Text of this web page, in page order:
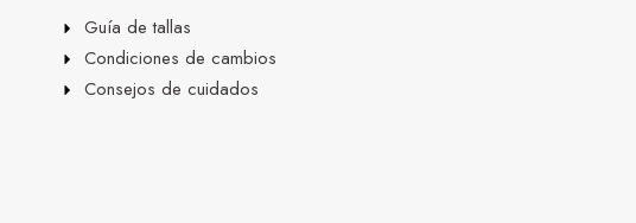
Guía de tallas
Condiciones de cambios
Consejos de cuidados